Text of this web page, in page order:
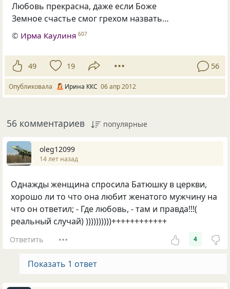
Любовь прекрасна, даже если Боже
Земное счастье смог грехом назвать…
© Ирма Каулиня 607
49 19 56
Опубликовала Ирина ККС 06 апр 2012
56 комментариев популярные
oleg12099
14 лет назад
Однажды женщина спросила Батюшку в церкви,
хорошо ли то что она любит женатого мужчину на
что он ответил; - Где любовь, - там и правда!!!(
реальный случай) ))))))))))++++++++++++
Ответить 4
Показать 1 ответ